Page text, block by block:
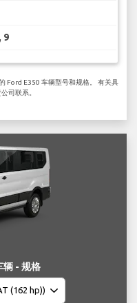
9
Ford E350 车辆型号和规格。 有关具
司联系。
- 规格